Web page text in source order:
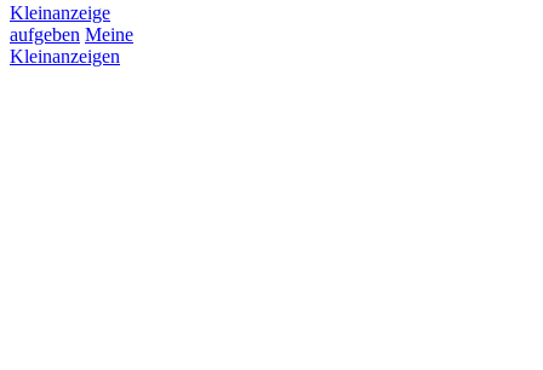
Kleinanzeige
aufgeben Meine
Kleinanzeigen